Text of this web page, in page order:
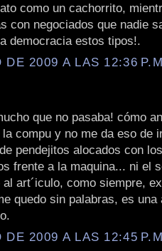
como un cachorrito,
con negociados que nadie
democracia estos tipos!.
DE 2009 A LAS 12:36
que no pasaba! cómo
compu y no me da eso de
pendejitos alocados con
frente a la maquina... ni el
art´iculo, como siempre,
quedo sin palabras, es una
DE 2009 A LAS 12:45